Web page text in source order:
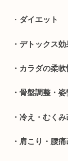
・ ダイエット
・デトックス
・カラダの柔
・骨盤調整・
・冷え・むく
・肩こり・腰